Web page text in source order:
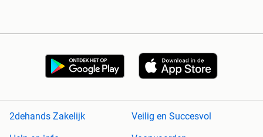
2dehands Zakelijk
Veilig en Succesvol